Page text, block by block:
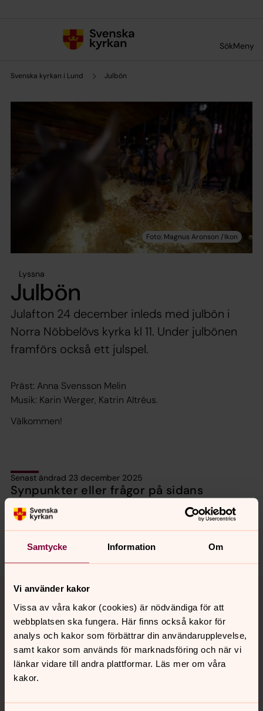
Samtycke Information Om
Vi använder kakor
Vissa av våra kakor (cookies) är nödvändiga för att
webbplatsen ska fungera. Här finns också kakor för
analys och kakor som förbättrar din användarupplevelse,
samt kakor som används för marknadsföring och när vi
länkar vidare till andra plattformar. Läs mer om våra
kakor.
SökMeny
Svenska kyrkan i Lund Julbön
Lyssna
Julbön
Julafton 24 december inleds med julbön i
Norra Nöbbelövs kyrka kl 11. Under julbönen
framförs också ett julspel.
Präst: Anna Svensson Melin
Musik: Karin Werger, Katrin Altréus.
Välkommen!
Senast ändrad 23 december 2025
Synpunkter eller frågor på sidans
innehåll?
Lund.Nobbelov.forsamling@svenskakyrkan.se
Dela
Kontakt
Kalender